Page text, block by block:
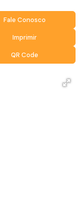
Fale Conosco
Imprimir
QR Code